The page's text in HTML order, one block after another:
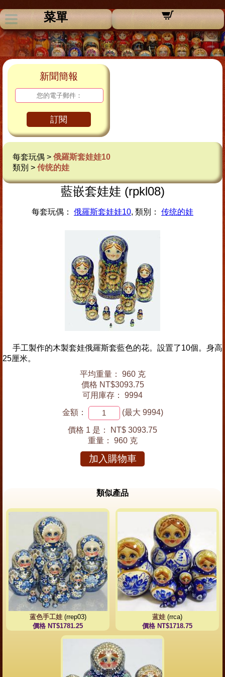
菜單
新聞簡報
訂閱
每套玩偶 > 俄羅斯套娃娃10
類別 > 传统的娃
藍嵌套娃娃 (rpkl08)
每套玩偶： 俄羅斯套娃娃10, 類別： 传统的娃
手工製作的木製套娃俄羅斯套藍色的花。設置了10個。身高
25厘米。
平均重量： 960 克
價格 NT$3093.75
可用庫存： 9994
金額： (最大 9994)
價格 1 是：
NT$ 3093.75
重量： 960 克
加入購物車
類似產品
蓝色手工娃(rrep03)
價格 NT$1781.25
蓝娃(rrca)
價格 NT$1718.75